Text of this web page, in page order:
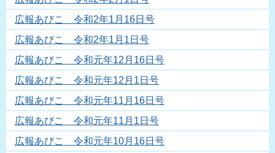
広報あびこ 令和2年1月16日号
広報あびこ 令和2年1月1日号
広報あびこ 令和元年12月16日号
広報あびこ 令和元年12月1日号
広報あびこ 令和元年11月16日号
広報あびこ 令和元年11月1日号
広報あびこ 令和元年10月16日号